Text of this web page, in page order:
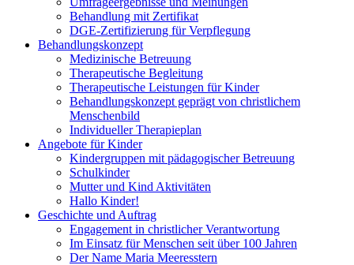
Behandlung mit Zertifikat
DGE-Zertifizierung für Verpflegung
Behandlungskonzept
Medizinische Betreuung
Therapeutische Begleitung
Therapeutische Leistungen für Kinder
Behandlungskonzept geprägt von christlichem
Menschenbild
Individueller Therapieplan
Angebote für Kinder
Kindergruppen mit pädagogischer Betreuung
Schulkinder
Mutter und Kind Aktivitäten
Hallo Kinder!
Geschichte und Auftrag
Engagement in christlicher Verantwortung
Im Einsatz für Menschen seit über 100 Jahren
Der Name Maria Meeresstern